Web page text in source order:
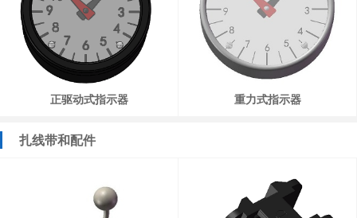
正驱动式指示器 重力式指示器
扎线带和配件